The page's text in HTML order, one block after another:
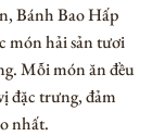
Bánh Bao Hấp
món hải sản tươi
Mỗi món ăn đều
đặc trưng, đảm
nhất.